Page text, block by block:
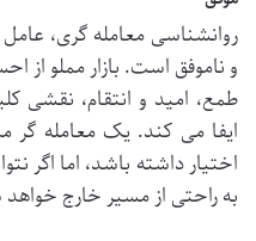
روانشناسی معامله گری،
و ناموفق است. بازار مملو از
طمع، امید و انتقام، نقشی
ایفا می کند. یک معامله گر
اختیار داشته باشد، اما اگر
به راحتی از مسیر خارج